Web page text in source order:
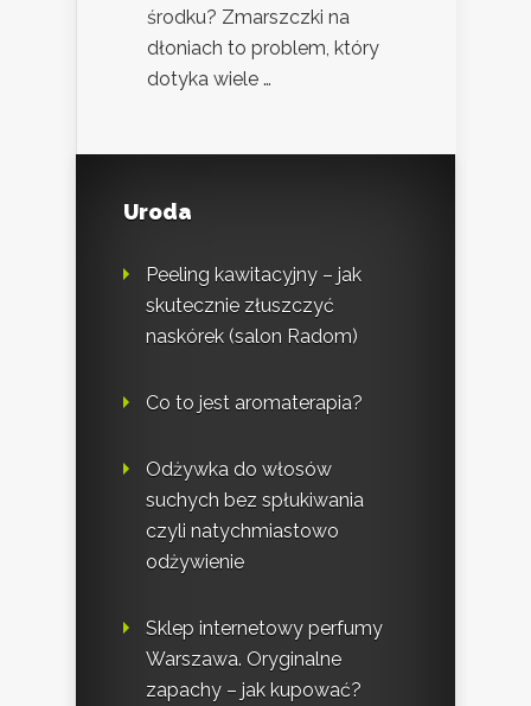
środku? Zmarszczki na
dłoniach to problem, który
dotyka wiele …
Uroda
Peeling kawitacyjny – jak
skutecznie złuszczyć
naskórek (salon Radom)
Co to jest aromaterapia?
Odżywka do włosów
suchych bez spłukiwania
czyli natychmiastowo
odżywienie
Sklep internetowy perfumy
Warszawa. Oryginalne
zapachy – jak kupować?